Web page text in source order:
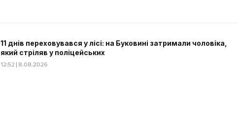
11 днів переховувався у лісі: на Буковині затримали чоловіка,
який стріляв у поліцейських
12:52 | 8.08.2026